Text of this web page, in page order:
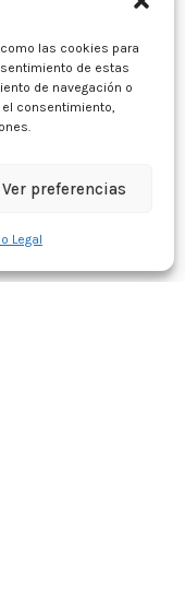
las cookies para
de estas
de navegación o
consentimiento,
Ver preferencias
Legal